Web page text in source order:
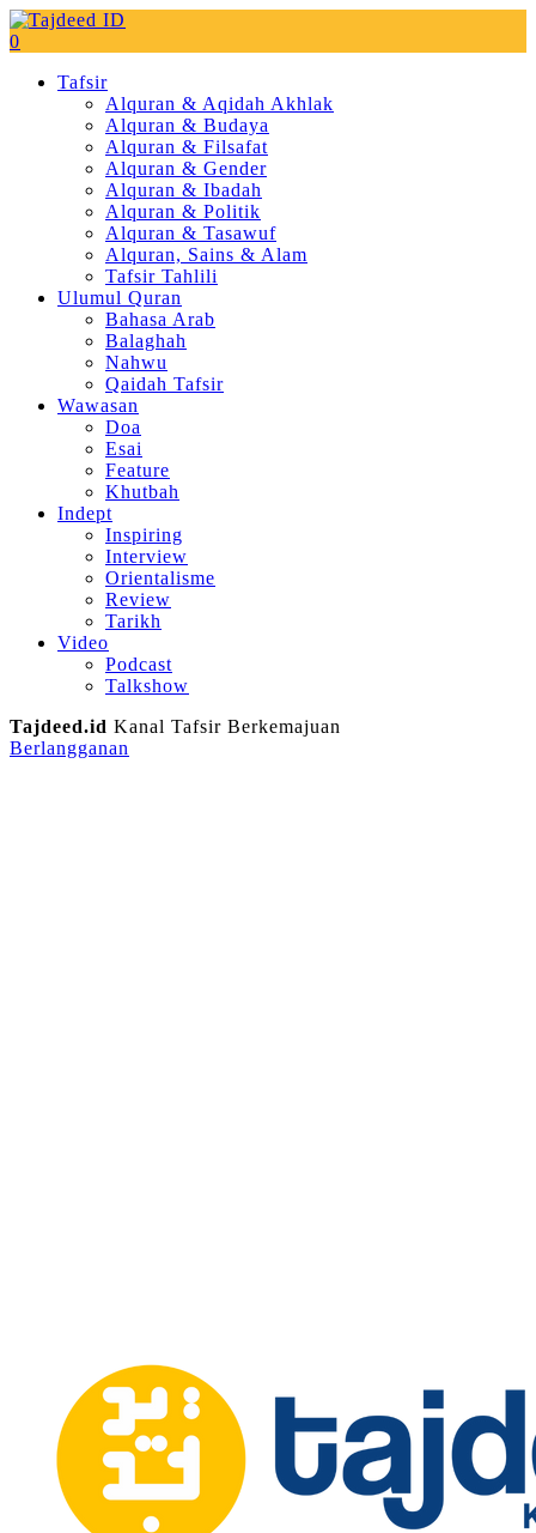
0
Tafsir
Alquran & Aqidah Akhlak
Alquran & Budaya
Alquran & Filsafat
Alquran & Gender
Alquran & Ibadah
Alquran & Politik
Alquran & Tasawuf
Alquran, Sains & Alam
Tafsir Tahlili
Ulumul Quran
Bahasa Arab
Balaghah
Nahwu
Qaidah Tafsir
Wawasan
Doa
Esai
Feature
Khutbah
Indept
Inspiring
Interview
Orientalisme
Review
Tarikh
Video
Podcast
Talkshow
Tajdeed.id Kanal Tafsir Berkemajuan
Berlangganan